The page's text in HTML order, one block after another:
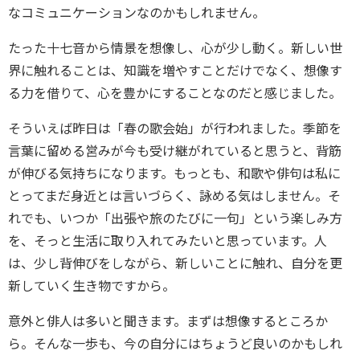
なコミュニケーションなのかもしれません。
たった十七音から情景を想像し、心が少し動く。新しい世
界に触れることは、知識を増やすことだけでなく、想像す
る力を借りて、心を豊かにすることなのだと感じました。
そういえば昨日は「春の歌会始」が行われました。季節を
言葉に留める営みが今も受け継がれていると思うと、背筋
が伸びる気持ちになります。もっとも、和歌や俳句は私に
とってまだ身近とは言いづらく、詠める気はしません。そ
れでも、いつか「出張や旅のたびに一句」という楽しみ方
を、そっと生活に取り入れてみたいと思っています。人
は、少し背伸びをしながら、新しいことに触れ、自分を更
新していく生き物ですから。
意外と俳人は多いと聞きます。まずは想像するところか
ら。そんな一歩も、今の自分にはちょうど良いのかもしれ